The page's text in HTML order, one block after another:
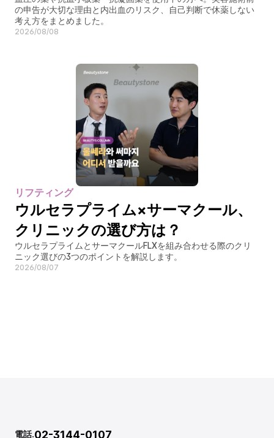
の申告が大切な理由と内出血のリスク、自己判断で休薬しない
考え方をまとめました。
2026/08/08
リフティング
ウルセラプライム×サーマクール、
クリニックの選び方は？
ウルセラプライムとサーマクールFLXを組み合わせる際のクリ
ニック選びの3つのポイントを解説します。
2026/08/07
電話.02-3144-0107